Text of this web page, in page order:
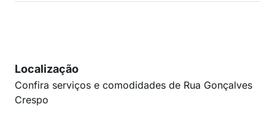
Localização
Confira serviços e comodidades de Rua Gonçalves
Crespo